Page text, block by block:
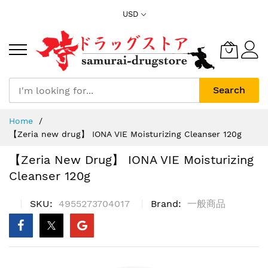
USD
Search
Home
【Zeria new drug】 IONA VIE Moisturizing Cleanser 120g
【Zeria New Drug】 IONA VIE Moisturizing
Cleanser 120g
SKU 4955273704017 Brand 一般商品